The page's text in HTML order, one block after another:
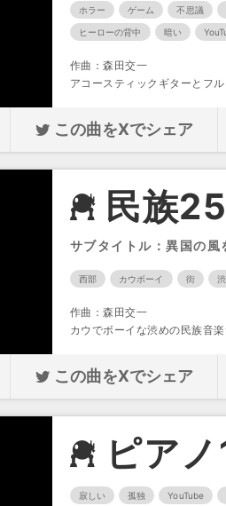
ホラー ゲーム 不思議
ヒーローの背中 暗い
作曲：森田交一
アコースティックギターとフ
この曲をXでシェア
民族25
サブタイトル：異国の風
西部 カウボーイ 街
作曲：森田交一
カウでボーイな渋めの民族音
この曲をXでシェア
ピア
寂しい 孤独 YouTube